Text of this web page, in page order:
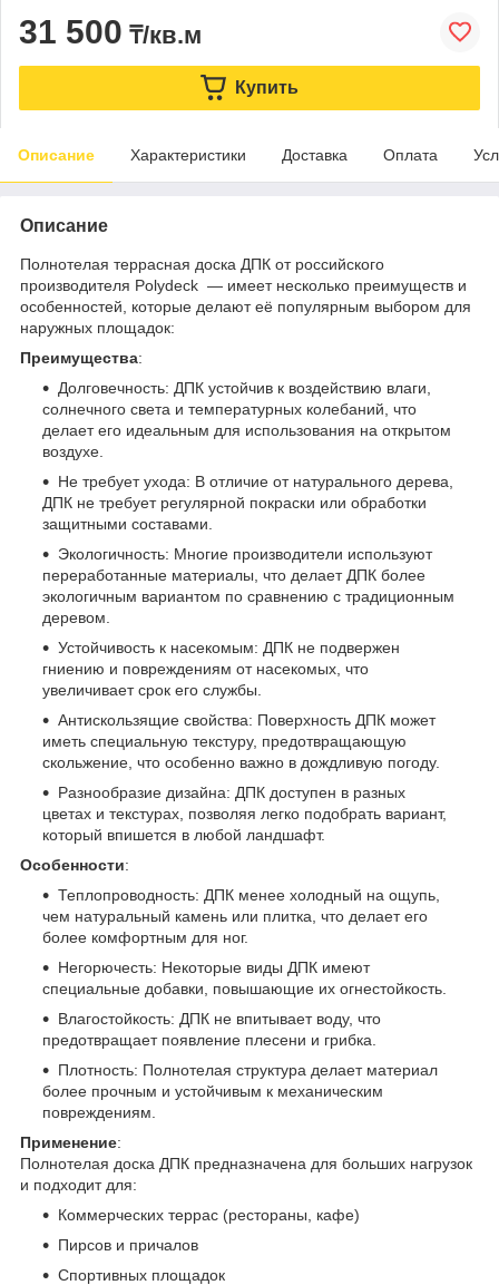
31 500 ₸/кв.м
Купить
Описание Характеристики Доставка Оплата
Описание
Полнотелая террасная доска ДПК от российского
производителя Polydeck — имеет несколько преимуществ и
особенностей, которые делают её популярным выбором для
наружных площадок:
Преимущества:
Долговечность: ДПК устойчив к воздействию влаги,
солнечного света и температурных колебаний, что
делает его идеальным для использования на открытом
воздухе.
Не требует ухода: В отличие от натурального дерева,
ДПК не требует регулярной покраски или обработки
защитными составами.
Экологичность: Многие производители используют
переработанные материалы, что делает ДПК более
экологичным вариантом по сравнению с традиционным
деревом.
Устойчивость к насекомым: ДПК не подвержен
гниению и повреждениям от насекомых, что
увеличивает срок его службы.
Антискользящие свойства: Поверхность ДПК может
иметь специальную текстуру, предотвращающую
скольжение, что особенно важно в дождливую погоду.
Разнообразие дизайна: ДПК доступен в разных
цветах и текстурах, позволяя легко подобрать вариант,
который впишется в любой ландшафт.
Особенности:
Теплопроводность: ДПК менее холодный на ощупь,
чем натуральный камень или плитка, что делает его
более комфортным для ног.
Негорючесть: Некоторые виды ДПК имеют
специальные добавки, повышающие их огнестойкость.
Влагостойкость: ДПК не впитывает воду, что
предотвращает появление плесени и грибка.
Плотность: Полнотелая структура делает материал
более прочным и устойчивым к механическим
повреждениям.
Применение:
Полнотелая доска ДПК предназначена для больших нагрузок
и подходит для:
Коммерческих террас (рестораны, кафе)
Пирсов и причалов
Спортивных площадок